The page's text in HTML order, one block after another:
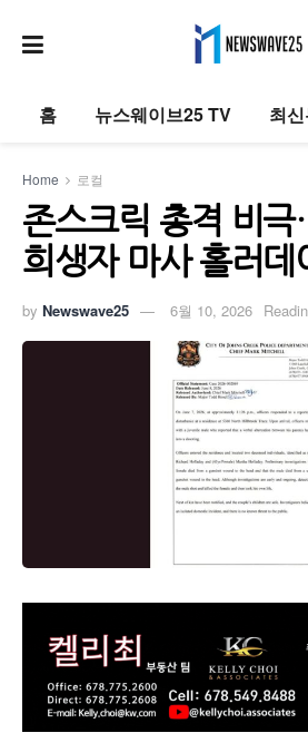
홈 뉴스웨이브25 TV 최
Home 로컬
존스크릭 총격 비
희생자 마사 홀러데
by Newswave25 6월 10, 2026